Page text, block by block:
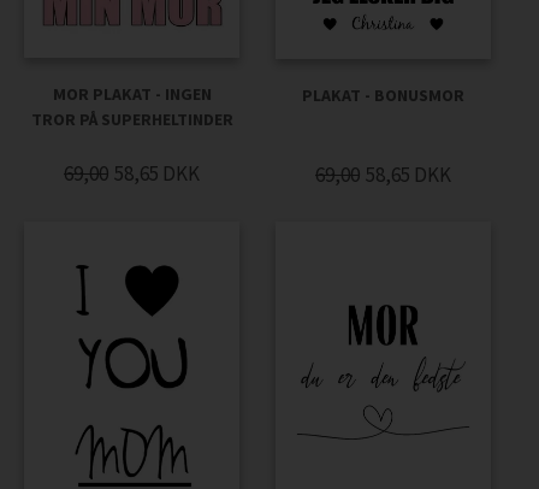
MOR PLAKAT - INGEN
TROR PÅ SUPERHELTINDER
69,00 58,65 DKK
PLAKAT - BONUSMOR
69,00 58,65 DKK